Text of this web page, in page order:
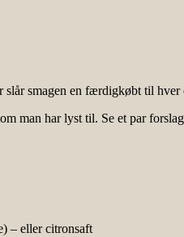
slår smagen en færdigkøbt til hver
man har lyst til. Se et par
– eller citronsaft